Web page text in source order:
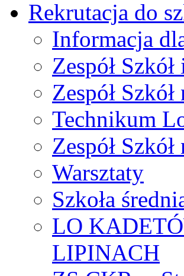
Rekrutacja do
Informacja
Zespół
Zespół
Technikum
Zespół
Warsztaty
Szkoła
LO
LIPINACH